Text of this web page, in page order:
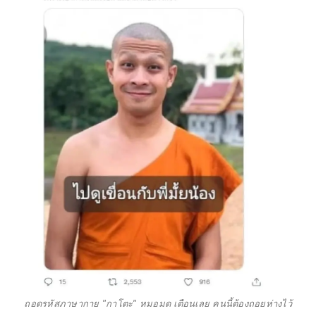
ถอดรหัสภาษากาย "กาโตะ" หมอมด เตือนเลย คนนี้ต้องถอยห่างไว้